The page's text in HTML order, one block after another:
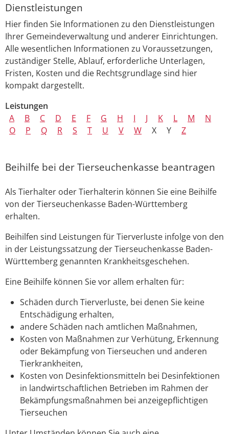
Dienstleistungen
Hier finden Sie Informationen zu den Dienstleistungen
Ihrer Gemeindeverwaltung und anderer Einrichtungen.
Alle wesentlichen Informationen zu Voraussetzungen,
zuständiger Stelle, Ablauf, erforderliche Unterlagen,
Fristen, Kosten und die Rechtsgrundlage sind hier
kompakt dargestellt.
Leistungen
A
B C D E F G H I J K L M
N
O
P Q R S T U V W X Y Z
Beihilfe bei der Tierseuchenkasse beantragen
Als Tierhalter oder Tierhalterin können Sie eine Beihilfe
von der Tierseuchenkasse Baden-Württemberg
erhalten.
Beihilfen sind Leistungen für Tierverluste infolge von den
in der Leistungssatzung der Tierseuchenkasse Baden-
Württemberg genannten Krankheitsgeschehen.
Eine Beihilfe können Sie vor allem erhalten für:
Schäden durch Tierverluste, bei denen Sie keine
Entschädigung erhalten,
andere Schäden nach amtlichen Maßnahmen,
Kosten von Maßnahmen zur Verhütung, Erkennung
oder Bekämpfung von Tierseuchen und anderen
Tierkrankheiten,
Kosten von Desinfektionsmitteln bei Desinfektionen
in landwirtschaftlichen Betrieben im Rahmen der
Bekämpfungsmaßnahmen bei anzeigepflichtigen
Tierseuchen